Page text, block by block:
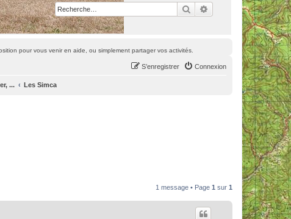
RechercherRecherche avancée
pour vous venir en aide, ou simplement partager vos activités.
Connexion
S’enregistrer
... Les Simca
1 message • Page 1 sur 1